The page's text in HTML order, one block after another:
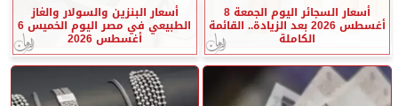
أسعار السجائر اليوم الجمعة 8
أغسطس 2026 بعد الزيادة.. القائمة
الكاملة
أسعار البنزين والسولار والغاز
الطبيعي في مصر اليوم الخميس 6
أغسطس 2026